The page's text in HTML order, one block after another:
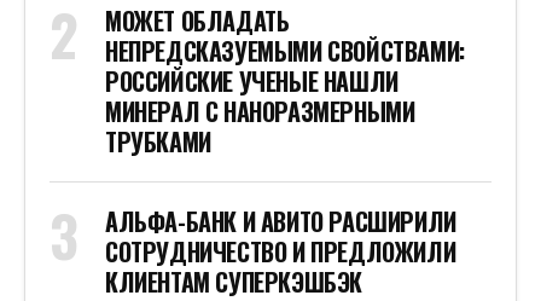
МОЖЕТ ОБЛАДАТЬ
НЕПРЕДСКАЗУЕМЫМИ СВОЙСТВАМИ:
РОССИЙСКИЕ УЧЕНЫЕ НАШЛИ
МИНЕРАЛ С НАНОРАЗМЕРНЫМИ
ТРУБКАМИ
АЛЬФА-БАНК И АВИТО РАСШИРИЛИ
СОТРУДНИЧЕСТВО И ПРЕДЛОЖИЛИ
КЛИЕНТАМ СУПЕРКЭШБЭК